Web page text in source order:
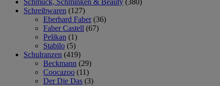
Schreibwaren (127)
Eberhard Faber (36)
Faber Castell (67)
Pelikan (1)
Stabilo (5)
Schulranzen (419)
Beckmann (29)
Coocazoo (11)
Der Die Das (3)